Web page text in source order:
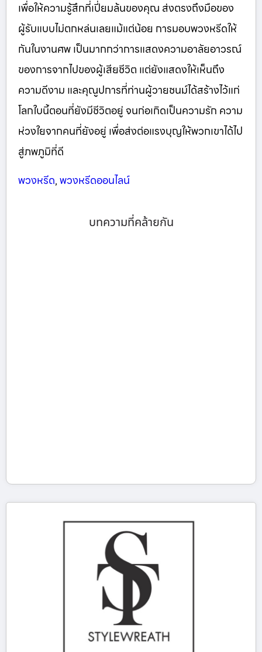
เพื่อให้ความรู้สึกที่เปี่ยมล้นของคุณ ส่งตรงถึงมือของ
ผู้รับแบบไม่ตกหล่นเลยแม้แต่น้อย การมอบพวงหรีดให้
กันในงานศพ เป็นมากกว่าการแสดงความอาลัยอาวรณ์
ของการจากไปของผู้เสียชีวิต แต่ยังแสดงให้เห็นถึง
ความดีงาม และคุณูปการที่ท่านผู้วายชนม์ได้สร้างไว้แก่
โลกใบนี้ตอนที่ยังมีชีวิตอยู่ จนก่อเกิดเป็นความรัก ความ
ห่วงใยจากคนที่ยังอยู่ เพื่อส่งต่อแรงบุญให้พวกเขาได้ไป
สู่ภพภูมิที่ดี
พวงหรีด,พวงหรีดออนไลน์
บทความที่คล้ายกัน